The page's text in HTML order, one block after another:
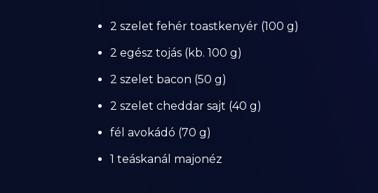
2 szelet fehér toastkenyér (100 g)
2 egész tojás (kb. 100 g)
2 szelet bacon (50 g)
2 szelet cheddar sajt (40 g)
fél avokádó (70 g)
1 teáskanál majonéz